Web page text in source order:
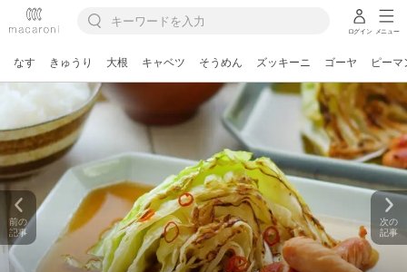
ログイン メニュー
なす きゅうり 大根 キャベツ そうめん ズッキーニ ゴーヤ ピーマ
前の
記事
次の
記事